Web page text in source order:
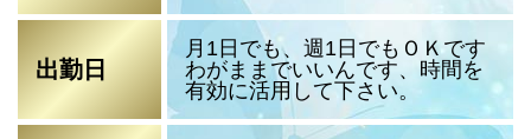
出勤日
月1日でも、週1日でもＯＫです
わがままでいいんです、時間を
有効に活用して下さい。